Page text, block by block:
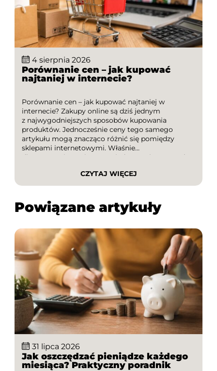
4 sierpnia 2026
Porównanie cen – jak kupować
najtaniej w internecie?
Porównanie cen – jak kupować najtaniej w
internecie? Zakupy online są dziś jednym
z najwygodniejszych sposobów kupowania
produktów. Jednocześnie ceny tego samego
artykułu mogą znacząco różnić się pomiędzy
sklepami internetowymi. Właśnie
dlatego porównanie cen to jeden z najprostszych
poradniku dowiesz się, jak kupować najtaniej w
internecie, dlaczego warto sprawdzać oferty
CZYTAJ WIĘCEJ
Powiązane artykuły
31 lipca 2026
Jak oszczędzać pieniądze każdego
miesiąca? Praktyczny poradnik